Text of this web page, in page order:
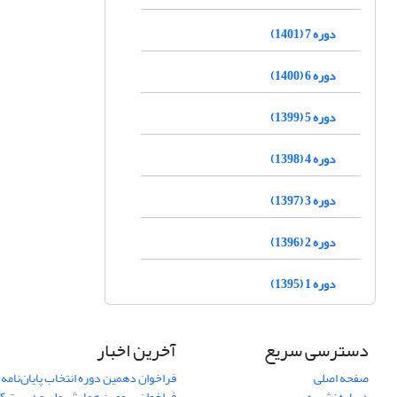
دوره 7 (1401)
دوره 6 (1400)
دوره 5 (1399)
دوره 4 (1398)
دوره 3 (1397)
دوره 2 (1396)
دوره 1 (1395)
دسترسی سریع
صفحه اصلی
آخرین اخبار
فراخوان دهمین دوره انتخاب